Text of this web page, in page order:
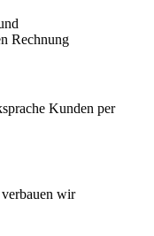
Rechnung
Kunden per
verbauen wir